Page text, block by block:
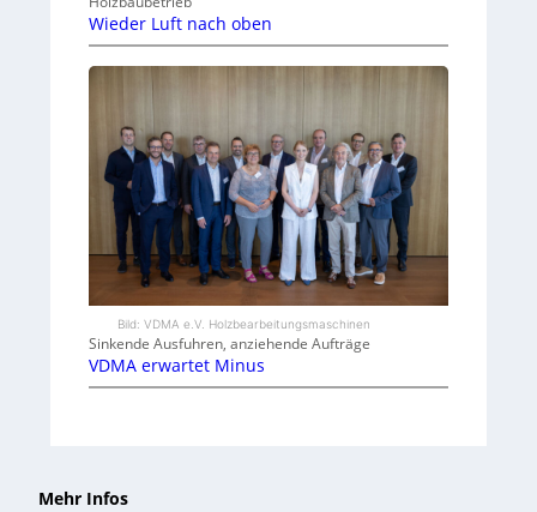
Wieder Luft nach oben
Bild: VDMA e.V. Holzbearbeitungsmaschinen
Sinkende Ausfuhren, anziehende Aufträge
VDMA erwartet Minus
Mehr Infos